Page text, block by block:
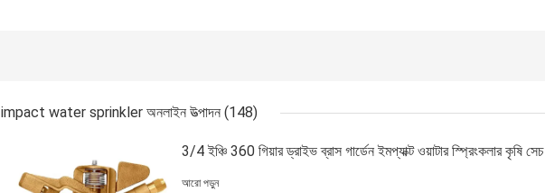
impact water sprinkler অনলাইন উত্পাদন (148)
3/4 ইঞ্চি 360 গিয়ার ড্রাইভ ব্রাস গার্ডেন ইমপ্যাক্ট ওয়াটার স্প্রিংকলার কৃষি সেচ
আরো পড়ুন